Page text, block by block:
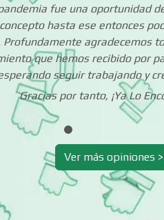
Centros de
Cibercafés
Combustibles y
Lubricantes
fue una oportunidad
hasta ese entonces
agradecemos
que hemos recibido por
seguir trabajando y
Gracias por tanto, ¡Ya Lo
Ver más opiniones